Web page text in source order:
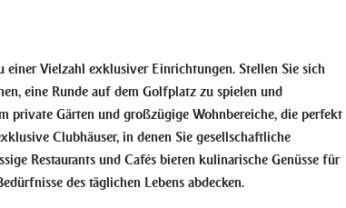
einer Vielzahl exklusiver Einrichtungen. Stellen Sie sich
eine Runde auf dem Golfplatz zu spielen und
private Gärten und großzügige Wohnbereiche, die perfekt
Clubhäuser, in denen Sie gesellschaftliche
Restaurants und Cafés bieten kulinarische Genüsse für
des täglichen Lebens abdecken.